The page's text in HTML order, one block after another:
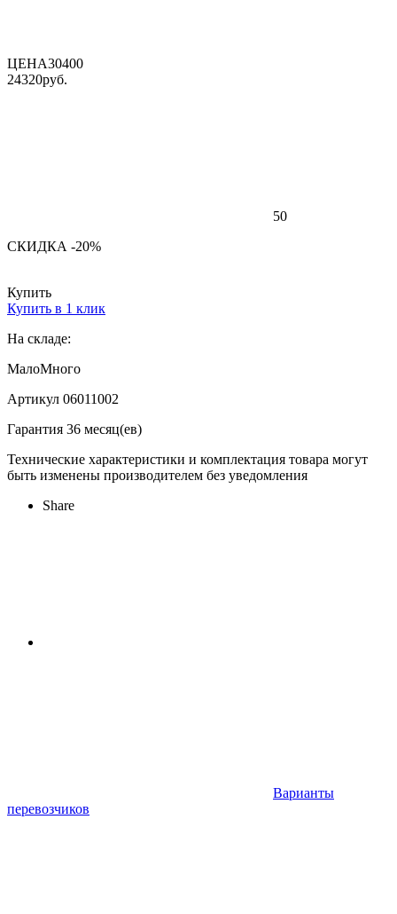
ЦЕНА30400
24320руб.
50
СКИДКА -20%
Купить
Купить в 1 клик
На складе:
МалоМного
Артикул 06011002
Гарантия 36 месяц(ев)
Технические характеристики и комплектация товара могут
быть изменены производителем без уведомления
Share
Варианты
перевозчиков